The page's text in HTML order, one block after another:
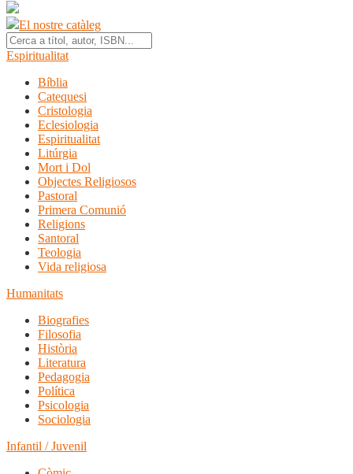
El nostre catàleg
Espiritualitat
Bíblia
Catequesi
Cristologia
Eclesiologia
Espiritualitat
Litúrgia
Mort i Dol
Objectes Religiosos
Pastoral
Primera Comunió
Religions
Santoral
Teologia
Vida religiosa
Humanitats
Biografies
Filosofia
Història
Literatura
Pedagogia
Política
Psicologia
Sociologia
Infantil / Juvenil